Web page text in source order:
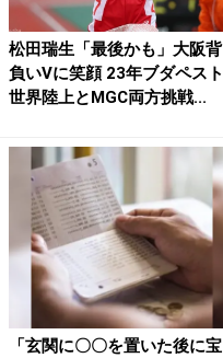
松田瑞生「最後かも」大阪背
負いVに笑顔 23年ブダペスト
世界陸上とMGC両方挑戦...
「玄関に〇〇を置いた後に宝